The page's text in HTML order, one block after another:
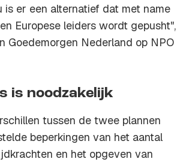
is er een alternatief dat met name
Europese leiders wordt gepusht",
Goedemorgen Nederland op NPO
is noodzakelijk
tussen de twee plannen
beperkingen van het aantal
en het opgeven van